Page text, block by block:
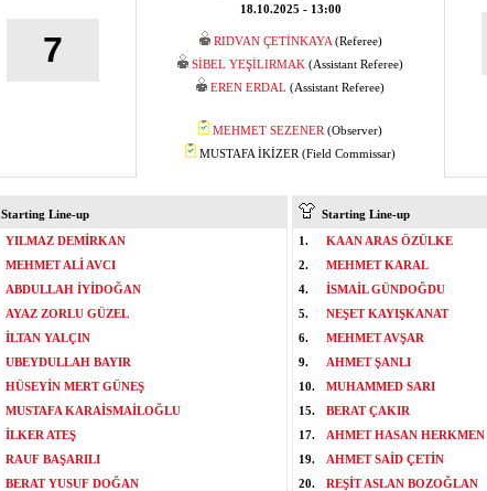
7
18.10.2025 - 13:00
RIDVAN ÇETİNKAYA(Referee)
SİBEL YEŞİLIRMAK (Assistant Referee)
EREN ERDAL (Assistant Referee)
MEHMET SEZENER (Observer)
MUSTAFA İKİZER (Field Commissar)
Starting Line-up
YILMAZ DEMİRKAN
MEHMET ALİ AVCI
ABDULLAH İYİDOĞAN
AYAZ ZORLU GÜZEL
İLTAN YALÇIN
UBEYDULLAH BAYIR
HÜSEYİN MERT GÜNEŞ
MUSTAFA KARAİSMAİLOĞLU
İLKER ATEŞ
RAUF BAŞARILI
BERAT YUSUF DOĞAN
Starting Line-up
1.
KAAN ARAS ÖZÜLKE
2.
MEHMET KARAL
4.
İSMAİL GÜNDOĞDU
5.
NEŞET KAYIŞKANAT
6.
MEHMET AVŞAR
9.
AHMET ŞANLI
10.
MUHAMMED SARI
15.
BERAT ÇAKIR
17.
AHMET HASAN HERKMEN
19.
AHMET SAİD ÇETİN
20.
REŞİT ASLAN BOZOĞLAN